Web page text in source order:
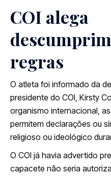
COI alega
regras
O atleta foi informado da
presidente do COI, Kirsty
organismo internacional,
permitem declarações ou
religioso ou ideológico
O COI já havia advertido
capacete não seria